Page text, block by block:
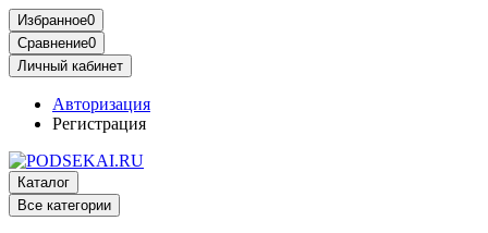
Избранное0
Сравнение0
Личный кабинет
Авторизация
Регистрация
Каталог
Все категории